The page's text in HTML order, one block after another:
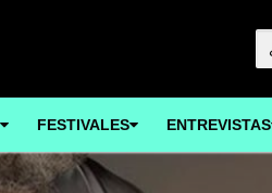
FESTIVALES ENTREVISTAS